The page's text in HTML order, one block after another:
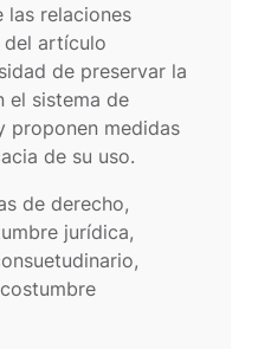
las relaciones
del artículo
de preservar la
el sistema de
proponen medidas
de su uso.
de derecho,
jurídica,